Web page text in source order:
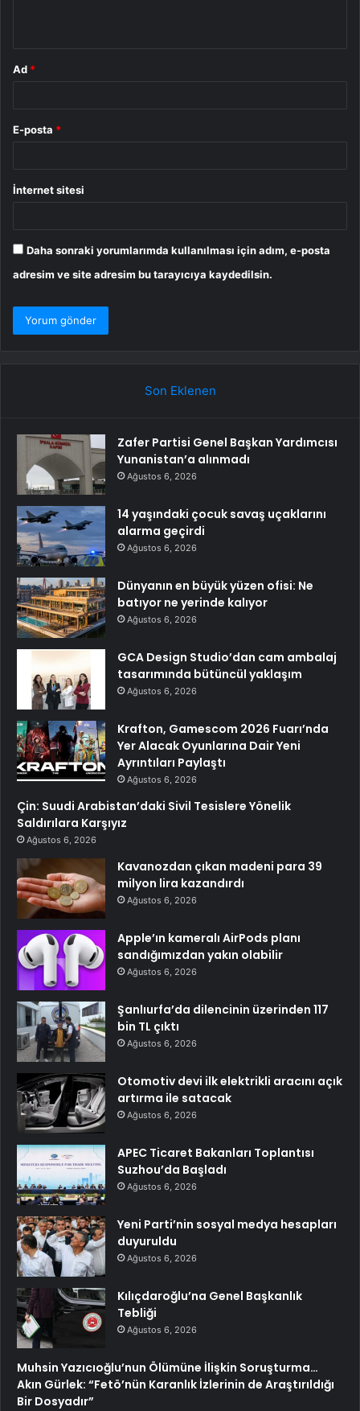
Ad *
E-posta *
İnternet sitesi
Daha sonraki yorumlarımda kullanılması için adım, e-posta
adresim ve site adresim bu tarayıcıya kaydedilsin.
Son Eklenen
Zafer Partisi Genel Başkan Yardımcısı
Yunanistan’a alınmadı
Ağustos 6, 2026
14 yaşındaki çocuk savaş uçaklarını
alarma geçirdi
Ağustos 6, 2026
Dünyanın en büyük yüzen ofisi: Ne
batıyor ne yerinde kalıyor
Ağustos 6, 2026
GCA Design Studio’dan cam ambalaj
tasarımında bütüncül yaklaşım
Ağustos 6, 2026
Krafton, Gamescom 2026 Fuarı’nda
Yer Alacak Oyunlarına Dair Yeni
Ayrıntıları Paylaştı
Ağustos 6, 2026
Çin: Suudi Arabistan’daki Sivil Tesislere Yönelik
Saldırılara Karşıyız
Ağustos 6, 2026
Kavanozdan çıkan madeni para 39
milyon lira kazandırdı
Ağustos 6, 2026
Apple’ın kameralı AirPods planı
sandığımızdan yakın olabilir
Ağustos 6, 2026
Şanlıurfa’da dilencinin üzerinden 117
bin TL çıktı
Ağustos 6, 2026
Otomotiv devi ilk elektrikli aracını açık
artırma ile satacak
Ağustos 6, 2026
APEC Ticaret Bakanları Toplantısı
Suzhou’da Başladı
Ağustos 6, 2026
Yeni Parti’nin sosyal medya hesapları
duyuruldu
Ağustos 6, 2026
Kılıçdaroğlu’na Genel Başkanlık
Tebliği
Ağustos 6, 2026
Muhsin Yazıcıoğlu’nun Ölümüne İlişkin Soruşturma…
Akın Gürlek: “Fetö’nün Karanlık İzlerinin de Araştırıldığı
Bir Dosyadır”